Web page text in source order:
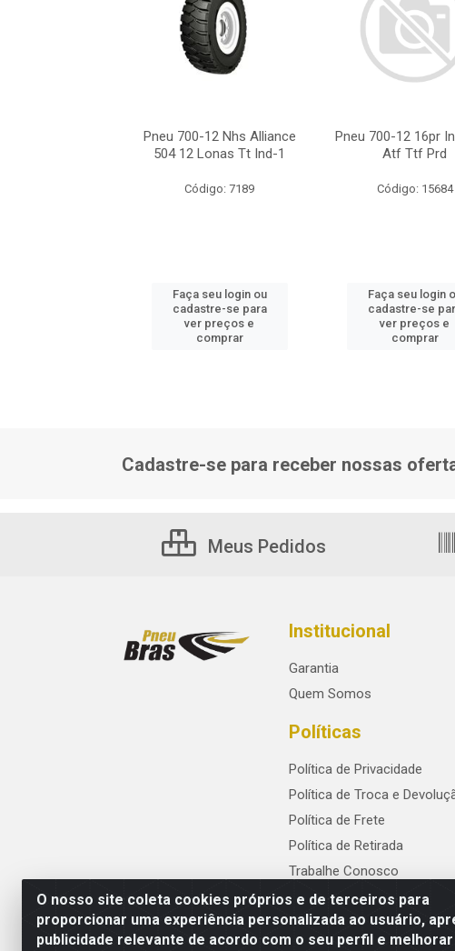
Pneu 700-12 Nhs Alliance
504 12 Lonas Tt Ind-1
Código: 7189
Faça seu login ou
cadastre-se para
ver preços e
comprar
Pneu 700-12 16pr
Atf Ttf Prd
Código: 15684
Faça seu login
cadastre-se
ver preços e
comprar
O nosso site coleta cookies próprios e de terceiros para
proporcionar uma experiência personalizada ao usuário,
publicidade relevante de acordo com o seu perfil e melhorar
Cadastre-se para receber nossas
Meus Pedidos
Institucional
Garantia
Quem Somos
Políticas
Política de Privacidade
Política de Troca e
Política de Frete
Política de Retirada
Trabalhe Conosco
PneuBras - Rodovia BR-101, KM 82 - Prazeres,